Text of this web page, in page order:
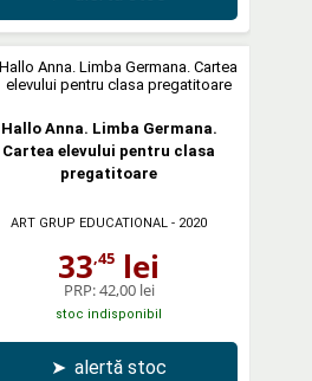
Hallo Anna. Limba Germana.
Cartea elevului pentru clasa
pregatitoare
ART GRUP EDUCATIONAL - 2020
33,45 lei
PRP:42,00 lei
stoc indisponibil
➤ alertă stoc